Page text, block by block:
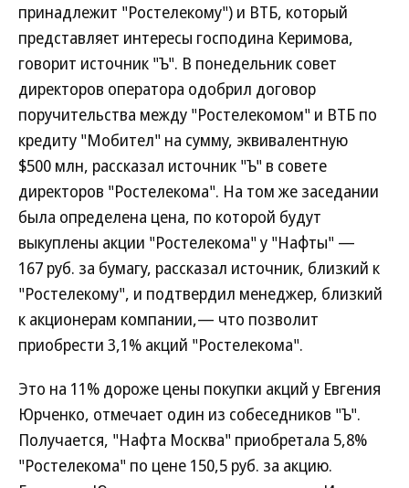
принадлежит "Ростелекому") и ВТБ, который
представляет интересы господина Керимова,
говорит источник "Ъ". В понедельник совет
директоров оператора одобрил договор
поручительства между "Ростелекомом" и ВТБ по
кредиту "Мобител" на сумму, эквивалентную
$500 млн, рассказал источник "Ъ" в совете
директоров "Ростелекома". На том же заседании
была определена цена, по которой будут
выкуплены акции "Ростелекома" у "Нафты" —
167 руб. за бумагу, рассказал источник, близкий к
"Ростелекому", и подтвердил менеджер, близкий
к акционерам компании,— что позволит
приобрести 3,1% акций "Ростелекома".
Это на 11% дороже цены покупки акций у Евгения
Юрченко, отмечает один из собеседников "Ъ".
Получается, "Нафта Москва" приобретала 5,8%
"Ростелекома" по цене 150,5 руб. за акцию.